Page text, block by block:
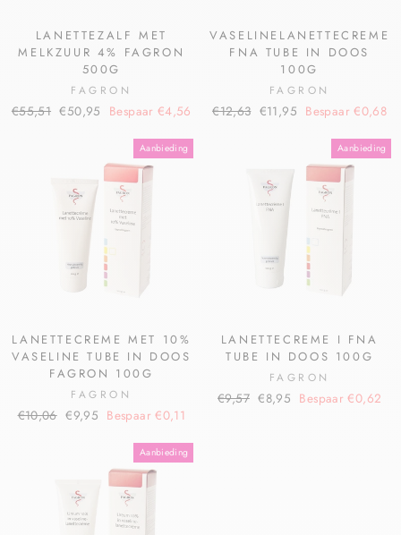
LANETTEZALF MET
MELKZUUR 4% FAGRON
500G
FAGRON
€55,51 €50,95 Bespaar €4,56
VASELINELANETTECREME
FNA TUBE IN DOOS
100G
FAGRON
€12,63 €11,95 Bespaar €0,68
Aanbieding
LANETTECREME MET 10%
VASELINE TUBE IN DOOS
FAGRON 100G
FAGRON
€10,06 €9,95 Bespaar €0,11
Aanbieding
LANETTECREME I FNA
TUBE IN DOOS 100G
FAGRON
€9,57 €8,95 Bespaar €0,62
Aanbieding